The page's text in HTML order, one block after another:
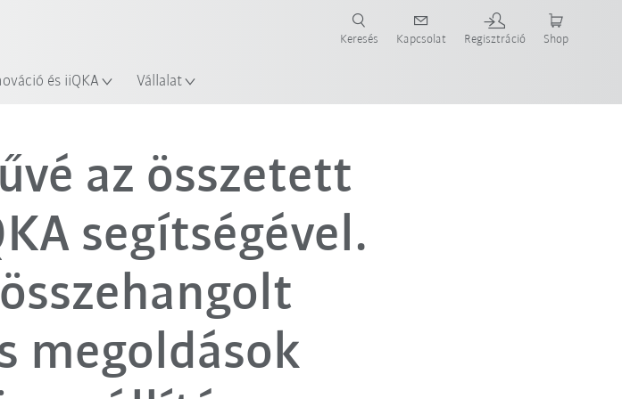
és iiQKA Vállalat
Keresés Kapcsolat Regisztráció Shop
az összetett
segítségével.
megoldások